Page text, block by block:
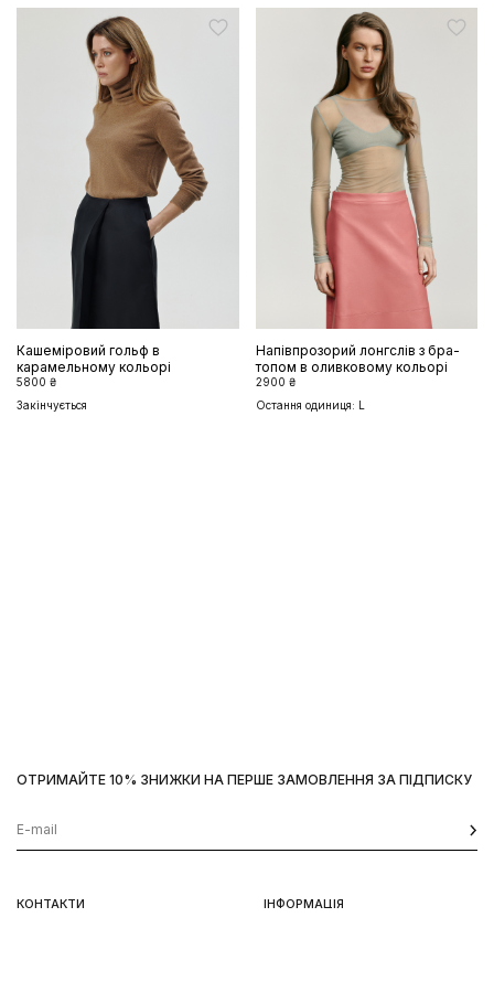
Кашеміровий гольф в
карамельному кольорі
5800 ₴
Закінчується
Напівпрозорий лонгслів з бра-
топом в оливковому кольорі
2900 ₴
Остання одиниця: L
КОНТАКТИ ІНФОРМАЦІЯ
ОТРИМАЙТЕ 10% ЗНИЖКИ НА ПЕРШЕ ЗАМОВЛЕННЯ ЗА ПІДПИСКУ